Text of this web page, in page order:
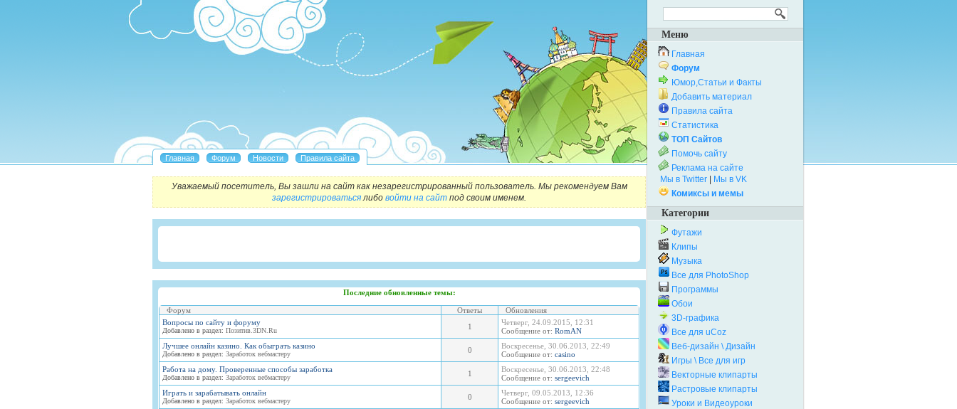
Уважаемый посетитель, Вы зашли на сайт как незарегистрированный пользователь. Мы рекомендуем Вам
зарегистрироватьсялибо войти на сайт под своим именем.
Последние обновленные темы:
Форум Ответы
Обновления
Вопросы по сайту и форуму
Добавлено в раздел: Позитив.3DN.Ru 1
Четверг, 24.09.2015, 12:31
Сообщение от: RomAN
Лучшее онлайн казино. Как обыграть казино
Добавлено в раздел: Заработок вебмастеру 0
Воскресенье, 30.06.2013, 22:49
Сообщение от: casino
Работа на дому. Проверенные способы заработка
Добавлено в раздел: Заработок вебмастеру 1
Воскресенье, 30.06.2013, 22:48
Сообщение от: sergeevich
Играть и зарабатывать онлайн
Добавлено в раздел: Заработок вебмастеру 0
Четверг, 09.05.2013, 12:36
Сообщение от: sergeevich
Меню
Главная
Форум
Юмор,Статьи и Факты
Добавить материал
Правила сайта
Статистика
ТОП Сайтов
Помочь сайту
Реклама на сайте
Мы в Twitter
Мы в VK
Комиксы и мемы
Категории
Футажи
Клипы
Музыка
Все для PhotoShop
Программы
Обои
3D-графика
Все для uCoz
Веб-дизайн \ Дизайн
Игры \ Все для игр
Векторные клипарты
Растровые клипарты
Уроки и Видеоуроки